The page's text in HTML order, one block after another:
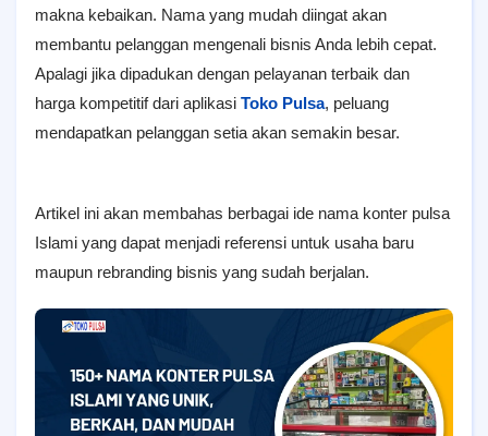
makna kebaikan. Nama yang mudah diingat akan
membantu pelanggan mengenali bisnis Anda lebih cepat.
Apalagi jika dipadukan dengan pelayanan terbaik dan
harga kompetitif dari aplikasi Toko Pulsa, peluang
mendapatkan pelanggan setia akan semakin besar.
Artikel ini akan membahas berbagai ide nama konter pulsa
Islami yang dapat menjadi referensi untuk usaha baru
maupun rebranding bisnis yang sudah berjalan.